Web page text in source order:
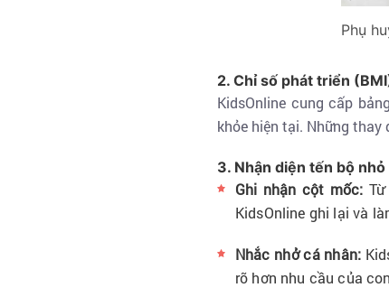
Phụ
2. Chỉ số phát triển
KidsOnline cung cấp
khỏe hiện tại. Những thay
3. Nhận diện tến bộ
Ghi nhận cột mốc:
KidsOnline ghi lại và
Nhắc nhở cá nhân:
rõ hơn nhu cầu của